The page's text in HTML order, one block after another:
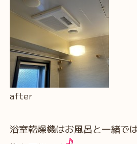
after
浴室乾燥機はお風呂と一緒で